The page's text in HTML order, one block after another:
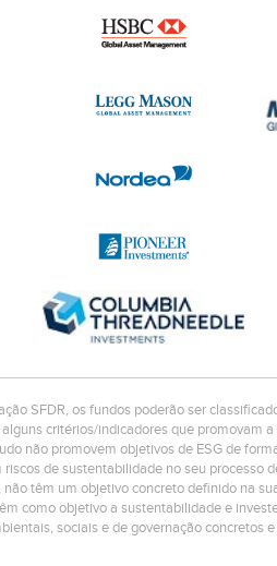
SFDR, os fundos poderão ser
critérios/indicadores que promovam
não promovem objetivos de ESG de
de sustentabilidade no seu processo
têm um objetivo concreto definido na
como objetivo a sustentabilidade e
sociais e de governação concretos